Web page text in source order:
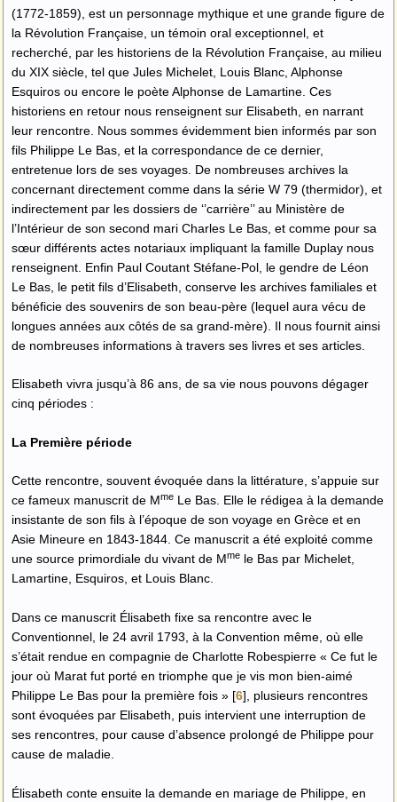
(1772-1859), est un personnage mythique et une grande figure de
la Révolution Française, un témoin oral exceptionnel, et
recherché, par les historiens de la Révolution Française, au milieu
du XIX siècle, tel que Jules Michelet, Louis Blanc, Alphonse
Esquiros ou encore le poète Alphonse de Lamartine. Ces
historiens en retour nous renseignent sur Elisabeth, en narrant
leur rencontre. Nous sommes évidemment bien informés par son
fils Philippe Le Bas, et la correspondance de ce dernier,
entretenue lors de ses voyages. De nombreuses archives la
concernant directement comme dans la série W 79 (thermidor), et
indirectement par les dossiers de ‘’carrière’’ au Ministère de
l’Intérieur de son second mari Charles Le Bas, et comme pour sa
sœur différents actes notariaux impliquant la famille Duplay nous
renseignent. Enfin Paul Coutant Stéfane-Pol, le gendre de Léon
Le Bas, le petit fils d’Elisabeth, conserve les archives familiales et
bénéficie des souvenirs de son beau-père (lequel aura vécu de
longues années aux côtés de sa grand-mère). Il nous fournit ainsi
de nombreuses informations à travers ses livres et ses articles.
Elisabeth vivra jusqu’à 86 ans, de sa vie nous pouvons dégager
cinq périodes :
La Première période
Cette rencontre, souvent évoquée dans la littérature, s’appuie sur
ce fameux manuscrit de MmeLe Bas. Elle le rédigea à la demande
insistante de son fils à l’époque de son voyage en Grèce et en
Asie Mineure en 1843-1844. Ce manuscrit a été exploité comme
une source primordiale du vivant de Mmele Bas par Michelet,
Lamartine, Esquiros, et Louis Blanc.
Dans ce manuscrit Élisabeth fixe sa rencontre avec le
Conventionnel, le 24 avril 1793, à la Convention même, où elle
s’était rendue en compagnie de Charlotte Robespierre « Ce fut le
jour où Marat fut porté en triomphe que je vis mon bien-aimé
Philippe Le Bas pour la première fois »[6] , plusieurs rencontres
sont évoquées par Elisabeth, puis intervient une interruption de
ses rencontres, pour cause d’absence prolongé de Philippe pour
cause de maladie.
Élisabeth conte ensuite la demande en mariage de Philippe, en